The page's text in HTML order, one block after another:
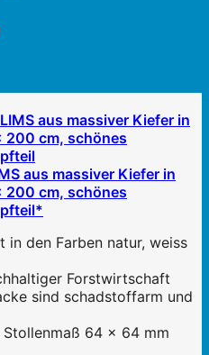
aus massiver Kiefer in
200 cm, schönes
in den Farben natur, weiss
Forstwirtschaft
sind schadstoffarm und
64 x 64 mm